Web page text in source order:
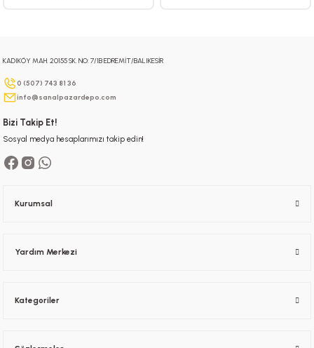
KADIKÖY MAH. 20155 SK. NO: 7/1B EDREMİT/BALIKESİR
0 (507) 743 81 36
info@sanalpazardepo.com
Bizi Takip Et!
Sosyal medya hesaplarımızı takip edin!
Kurumsal
Yardım Merkezi
Kategoriler